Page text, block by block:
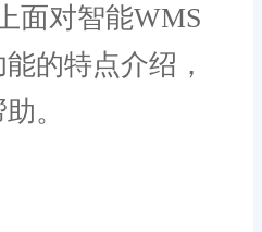
面对智能WMS
的特点介绍，
。